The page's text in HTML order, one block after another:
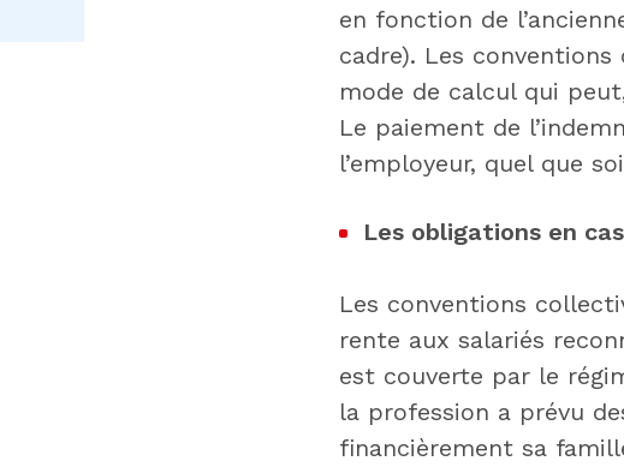
en fonction de
cadre). Les
mode de calcul qui
Le paiement de
l’employeur, quel que
Les obligations en
Les conventions
rente aux salariés
est couverte par le
la profession a prévu
financièrement sa